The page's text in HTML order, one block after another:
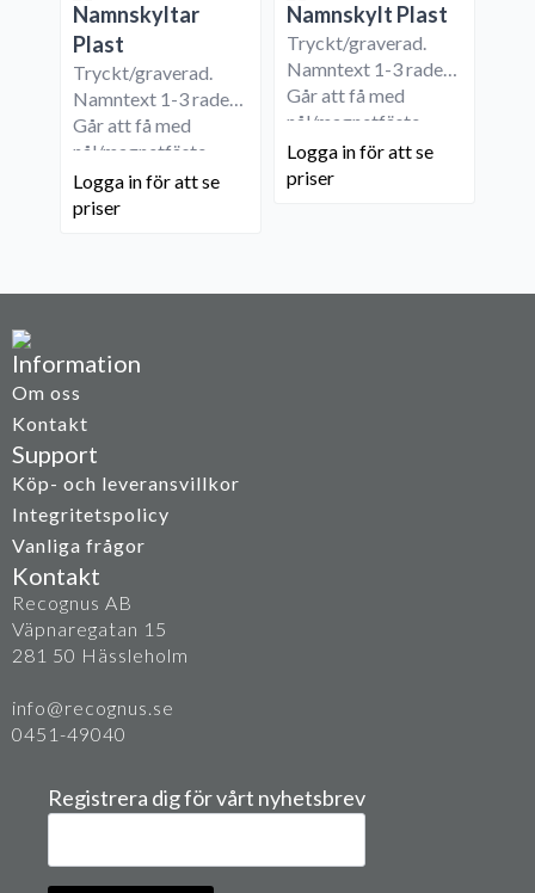
Namnskyltar
Plast
Tryckt/graverad.
Namntext 1-3 rader.
Går att få med
nål/magnetfäste.
Logga in för att se
priser
Namnskylt Plast
Tryckt/graverad.
Namntext 1-3 rader.
Går att få med
nål/magnetfäste.
Logga in för att se
priser
Information
Om oss
Kontakt
Support
Köp- och leveransvillkor
Integritetspolicy
Vanliga frågor
Kontakt
Recognus AB
Väpnaregatan 15
281 50 Hässleholm
info@recognus.se
0451-49040
Registrera dig för vårt nyhetsbrev
E-